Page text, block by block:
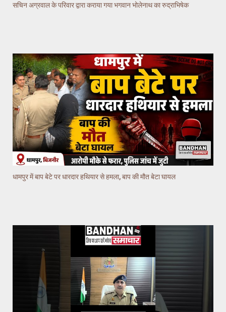
सचिन अग्रवाल के परिवार द्वारा कराया गया भगवान भोलेनाथ का रुद्राभिषेक
धामपुर में बाप बेटे पर धारदार हथियार से हमला, बाप की मौत बेटा घायल